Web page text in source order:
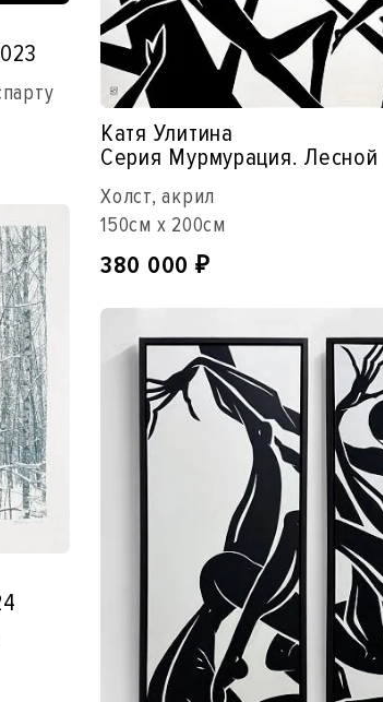
Катя Улитина
Серия Мурмурация.
Холст, акрил
150см x 200см
380 000 ₽